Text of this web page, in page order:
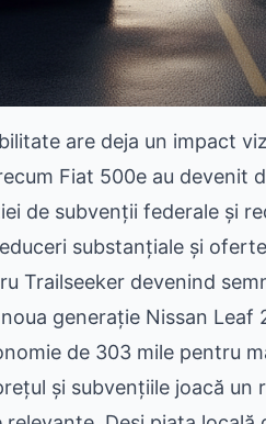
are deja un impact
Fiat 500e au devenit
de subvenții federale și
substanțiale și
Trailseeker devenind
generație Nissan
de 303 mile pentru
și subvențiile joacă un